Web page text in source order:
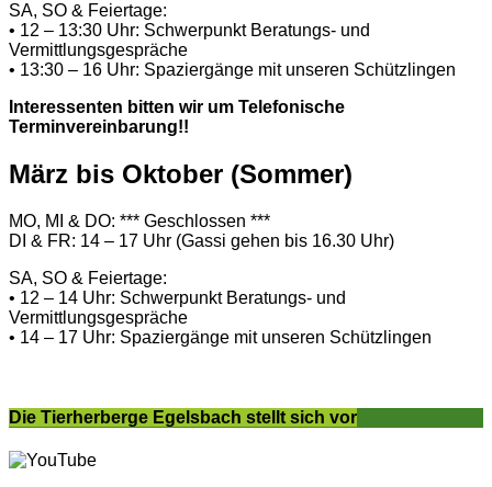
SA, SO & Feiertage:
• 12 – 13:30 Uhr: Schwerpunkt Beratungs- und
Vermittlungsgespräche
• 13:30 – 16 Uhr: Spaziergänge mit unseren Schützlingen
Interessenten bitten wir um Telefonische
Terminvereinbarung!!
März bis Oktober (Sommer)
MO, MI & DO: *** Geschlossen ***
DI & FR: 14 – 17 Uhr (Gassi gehen bis 16.30 Uhr)
SA, SO & Feiertage:
• 12 – 14 Uhr: Schwerpunkt Beratungs- und
Vermittlungsgespräche
• 14 – 17 Uhr: Spaziergänge mit unseren Schützlingen
Die Tierherberge Egelsbach stellt sich vor